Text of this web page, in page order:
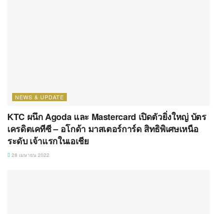
NEWS & UPDATE
KTC ผนึก Agoda และ Mastercard เปิดตัวยิ่งใหญ่ บัตร
เครดิตเคทีซี – อโกด้า มาสเตอร์การ์ด สิทธิพิเศษเหนือ
ระดับ เจ้าแรกในเอเชีย
28 เมษายน 2022